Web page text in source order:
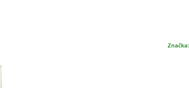
Značka: